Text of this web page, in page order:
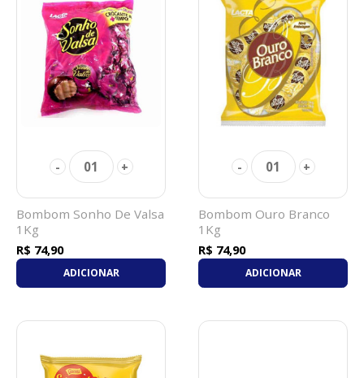
- 01 +
Bombom Sonho De Valsa
1Kg
R$ 74,90
ADICIONAR
- 01 +
Bombom Ouro Branco
1Kg
R$ 74,90
ADICIONAR